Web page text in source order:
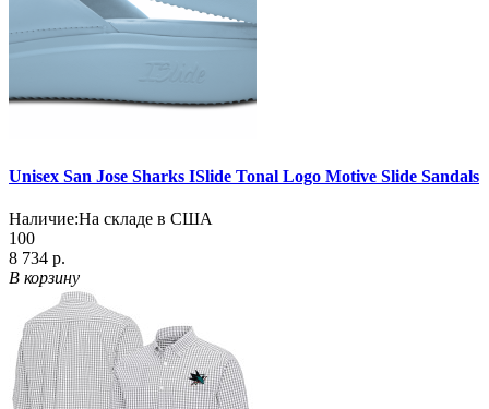
Unisex San Jose Sharks ISlide Tonal Logo Motive Slide Sandals
Наличие:На складе в США
100
8 734 р.
В корзину